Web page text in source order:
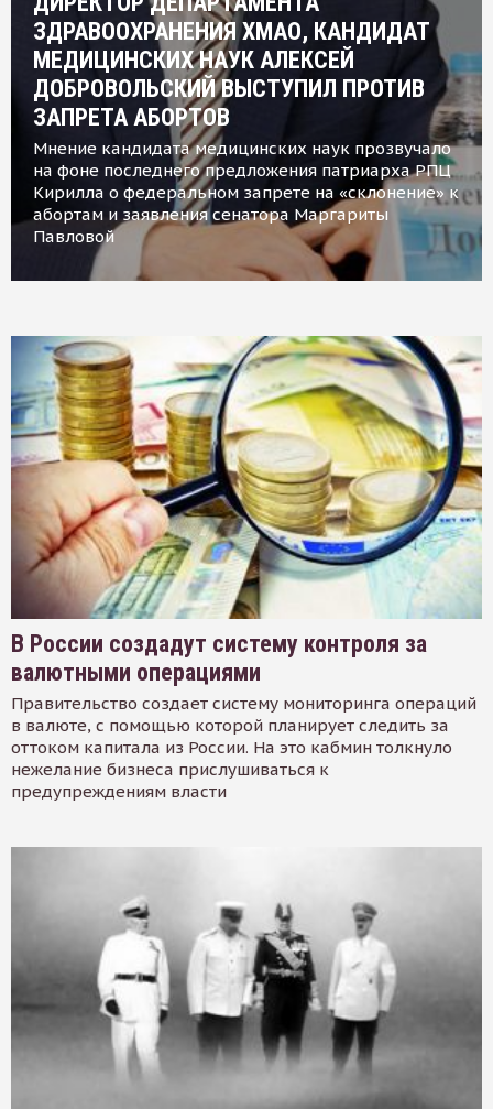
ЗДРАВООХРАНЕНИЯ ХМАО, КАНДИДАТ
МЕДИЦИНСКИХ НАУК АЛЕКСЕЙ
ДОБРОВОЛЬСКИЙ ВЫСТУПИЛ ПРОТИВ
ЗАПРЕТА АБОРТОВ
Мнение кандидата медицинских наук прозвучало
на фоне последнего предложения патриарха РПЦ
Кирилла о федеральном запрете на «склонение» к
абортам и заявления сенатора Маргариты
Павловой
В России создадут систему контроля за
валютными операциями
Правительство создает систему мониторинга операций
в валюте, с помощью которой планирует следить за
оттоком капитала из России. На это кабмин толкнуло
нежелание бизнеса прислушиваться к
предупреждениям власти